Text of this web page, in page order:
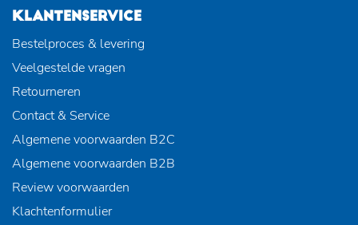
KLANTENSERVICE
Bestelproces & levering
Veelgestelde vragen
Retourneren
Contact & Service
Algemene voorwaarden B2C
Algemene voorwaarden B2B
Review voorwaarden
Klachtenformulier